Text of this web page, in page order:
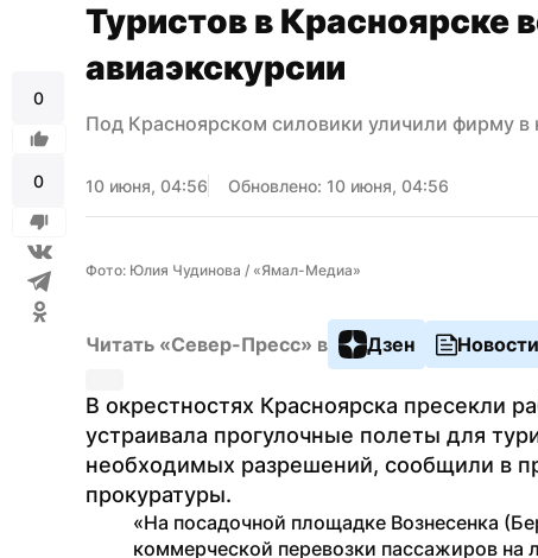
0
0
Туристов в Красноярске
авиаэкскурсии
Под Красноярском силовики уличили фирму в
10 июня, 04:56 Обновлено: 10 июня, 04:56
Фото: Юлия Чудинова / «Ямал-Медиа»
Читать «Север-Пресс» в Дзен Новости
В окрестностях Красноярска пресекли
устраивала прогулочные полеты для
необходимых разрешений, сообщили в
прокуратуры.
«На посадочной площадке Вознесенка
коммерческой перевозки пассажиров на